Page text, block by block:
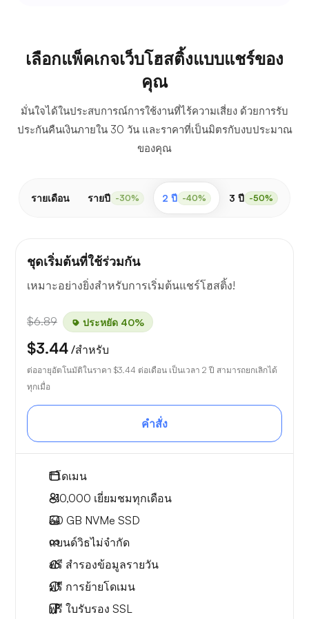
เลือกแพ็คเกจเว็บโฮสติ้งแบบแชร์ของ
คุณ
มั่นใจได้ในประสบการณ์การใช้งานที่ไร้ความเสี่ยง ด้วยการรับ
ประกันคืนเงินภายใน 30 วัน และราคาที่เป็นมิตรกับงบประมาณ
ของคุณ
รายเดือน รายปี -30% 2 ปี -40% 3 ปี -50%
ชุดเริ่มต้นที่ใช้ร่วมกัน
เหมาะอย่างยิ่งสำหรับการเริ่มต้นแชร์โฮสติ้ง!
$6.89 ประหยัด 40%
$3.44 /สำหรับ
ต่ออายุอัตโนมัติในราคา $3.44 ต่อเดือน เป็นเวลา 2 ปี สามารถยกเลิกได้
ทุกเมื่อ
คำสั่ง
1โดเมน
~10,000 เยี่ยมชมทุกเดือน
30 GB NVMe SSD
แบนด์วิธไม่จำกัด
ฟรี สำรองข้อมูลรายวัน
ฟรี การย้ายโดเมน
ฟรี ใบรับรอง SSL